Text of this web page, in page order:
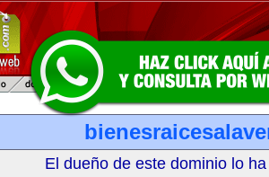
El dueño de este dominio lo